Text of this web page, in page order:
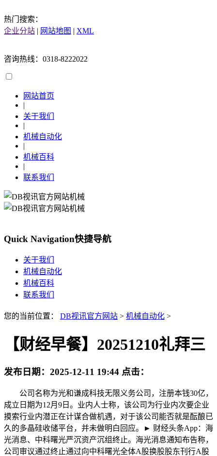
热门搜索：
企业分站 | 网站地图 | XML
咨询热线：0318-8222022
网站首页
|
关于我们
|
机械自动化
|
机械百科
|
联系我们
Quick Navigation快捷导航
关于我们
机械自动化
机械百科
联系我们
您的当前位置： DB视讯官方网站 > 机械自动化 >
【财经早餐】20251210礼拜三
发布日期： 2025-12-11 19:44 点击：
公司名称为光和谦成科技无限义务公司，注册本钱30亿，
成立日期为12月9日。业内人士称，该公司为行业内次要企业
摸索行业内潜正在计谋合做机遇，对于该公司能否就是酝酿已
久的多晶硅收储平台，并未做明白回应。► 财经头条App：海
光消息、中科曙光严沉资产沉组终止。海光消息通知布告称，
公司审议通过终止通过向中科曙光全体A股换股股东刊行A股